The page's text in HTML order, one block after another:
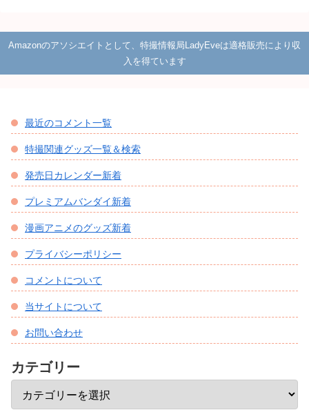
Amazonのアソシエイトとして、特撮情報局LadyEveは適格販売により収
入を得ています
最近のコメント一覧
特撮関連グッズ一覧＆検索
発売日カレンダー新着
プレミアムバンダイ新着
漫画アニメのグッズ新着
プライバシーポリシー
コメントについて
当サイトについて
お問い合わせ
カテゴリー